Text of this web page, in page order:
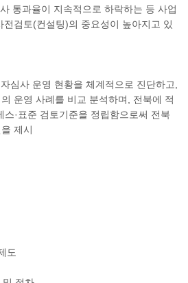
통과율이 지속적으로 하락하는 등 사업
검토(컨설팅)의 중요성이 높아지고 있
심사 운영 현황을 체계적으로 진단하고,
운영 사례를 비교 분석하며, 전북에 적
스·표준 검토기준을 정립함으로써 전북
제시
도